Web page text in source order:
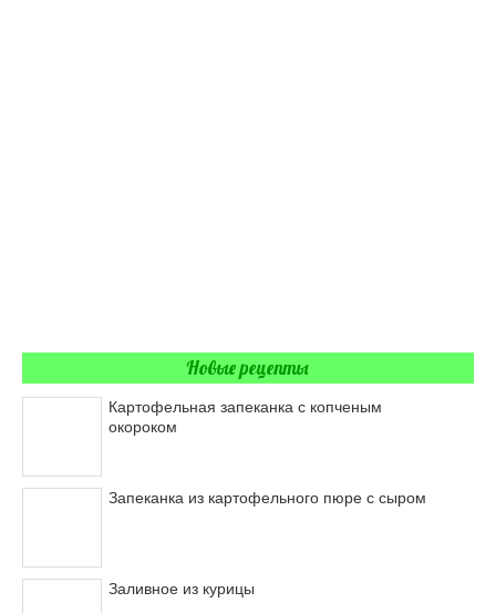
Новые рецепты
Картофельная запеканка с копченым
окороком
Запеканка из картофельного пюре с сыром
Заливное из курицы